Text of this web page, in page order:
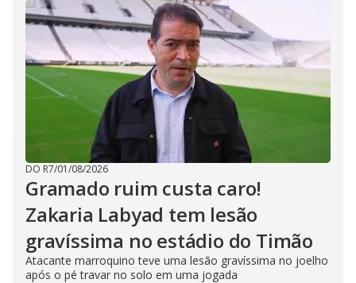
DO R7/01/08/2026
Gramado ruim custa caro!
Zakaria Labyad tem lesão
gravíssima no estádio do Timão
Atacante marroquino teve uma lesão gravíssima no joelho
após o pé travar no solo em uma jogada